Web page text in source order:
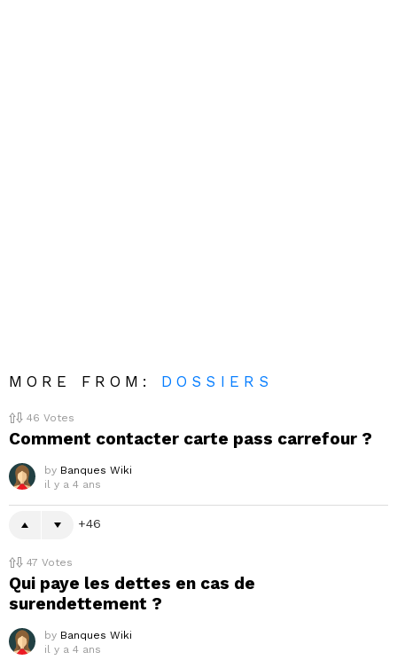
MORE FROM: DOSSIERS
46 Votes
Comment contacter carte pass carrefour ?
by Banques Wiki
il y a 4 ans
46
47 Votes
Qui paye les dettes en cas de
surendettement ?
by Banques Wiki
il y a 4 ans